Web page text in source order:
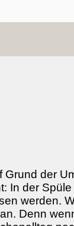
der
der
werden.
Denn